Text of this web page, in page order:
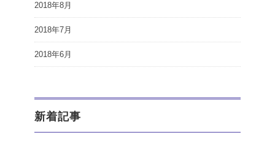
2018年8月
2018年7月
2018年6月
新着記事